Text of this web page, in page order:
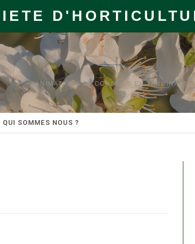
SOCIÉTÉ D'HORTICULTURE DE TOURAINE
ANIMATIONS ET CONSEILS EN JARDINAGE.
QUI SOMMES NOUS ?